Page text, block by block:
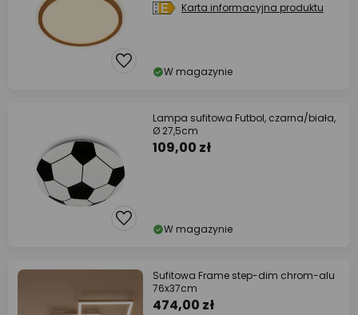
Karta informacyjna produktu
W magazynie
Lampa sufitowa Futbol, czarna/biała,
Ø 27,5cm
109,00 zł
W magazynie
Sufitowa Frame step-dim chrom-alu
76x37cm
474,00 zł